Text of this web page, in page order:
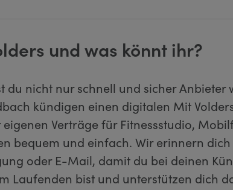
und was könnt ihr?
du nicht nur schnell und sicher Anbieter
kündigen einen digitalen Mit
Verträge für Fitnessstudio,
bequem und einfach. Wir erinnern dich
oder E-Mail, damit du bei deinen
Laufenden bist und unterstützen dich